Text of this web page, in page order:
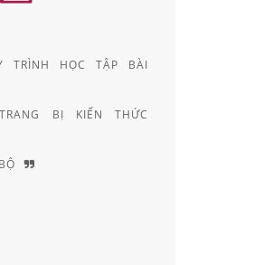
ĐỘI NGŨ KỸ THUẬT VIÊN
KHÚC XẠ HƠN 20 NĂM KINH